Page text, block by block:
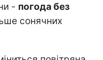
- погода без
сонячних